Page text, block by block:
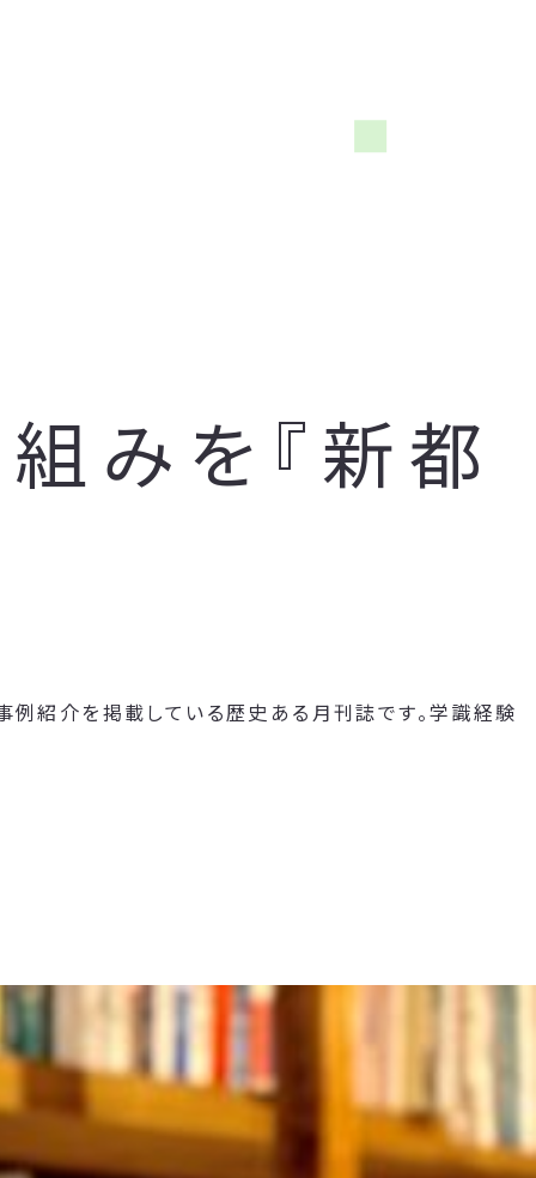
みを『新都
例紹介を掲載している歴史ある月刊誌です。学識経験